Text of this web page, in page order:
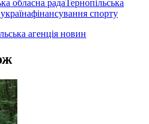
обласна радаТернопільська
українафінансування спорту
агенція новин